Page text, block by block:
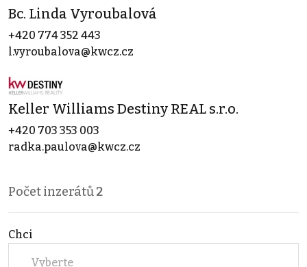
Bc. Linda Vyroubalová
+420 774 352 443
l.vyroubalova@kwcz.cz
Keller Williams Destiny REAL s.r.o.
+420 703 353 003
radka.paulova@kwcz.cz
Počet inzerátů2
Chci
Vyberte